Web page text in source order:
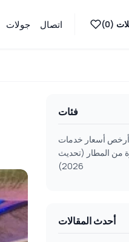
جولات اتصال (
0
)
فئات
| أرخص أسعار خدمات
من المطار (تحديث
2026)
أحدث المقالات